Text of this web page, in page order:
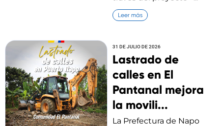
Leer más
31 DE JULIO DE 2026
Lastrado de
calles en El
Pantanal mejora
la movili...
La Prefectura de Napo